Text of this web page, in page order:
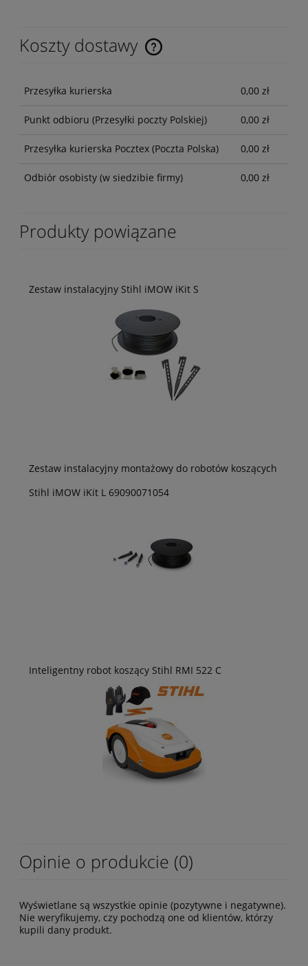
Koszty dostawy
Przesyłka kurierska 0,00 zł
Punkt odbioru (Przesyłki poczty Polskiej) 0,00 zł
Przesyłka kurierska Pocztex (Poczta Polska) 0,00 zł
Odbiór osobisty (w siedzibie firmy) 0,00 zł
Produkty powiązane
Zestaw instalacyjny Stihl iMOW iKit S
Zestaw instalacyjny montażowy do robotów koszących
Stihl iMOW iKit L 69090071054
Inteligentny robot koszący Stihl RMI 522 C
Opinie o produkcie (0)
Wyświetlane są wszystkie opinie (pozytywne i negatywne).
Nie weryfikujemy, czy pochodzą one od klientów, którzy
kupili dany produkt.